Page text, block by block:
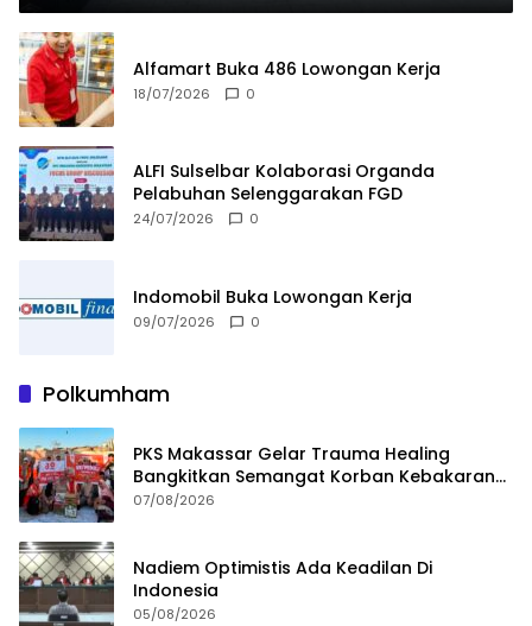
Alfamart Buka 486 Lowongan Kerja
18/07/2026 0
ALFI Sulselbar Kolaborasi Organda
Pelabuhan Selenggarakan FGD
24/07/2026 0
Indomobil Buka Lowongan Kerja
09/07/2026 0
Polkumham
PKS Makassar Gelar Trauma Healing
Bangkitkan Semangat Korban Kebakaran
Tallo
07/08/2026
Nadiem Optimistis Ada Keadilan Di
Indonesia
05/08/2026